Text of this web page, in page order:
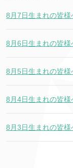
8月7日生まれの皆様
8月6日生まれの皆様
8月5日生まれの皆様
8月4日生まれの皆様
8月3日生まれの皆様